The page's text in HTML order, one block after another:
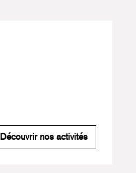
Découvrir nos activitésPratiques